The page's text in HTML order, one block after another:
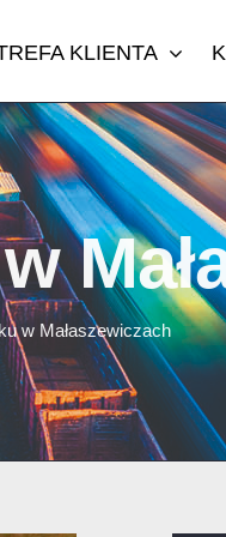
KLIENTA
w Małaszewiczach